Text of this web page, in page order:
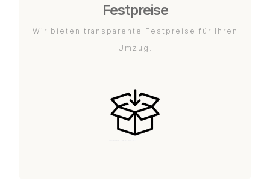
Festpreise
Wir bieten transparente Festpreise für Ihren
Umzug.